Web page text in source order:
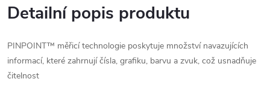
Detailní popis produktu
PINPOINT™ měřicí technologie poskytuje množství navazujících
informací, které zahrnují čísla, grafiku, barvu a zvuk, což usnadňuje
čitelnost